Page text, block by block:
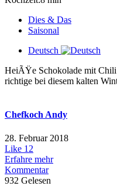
Dies & Das
Saisonal
Deutsch
HeiÃŸe Schokolade mit
richtige bei diesem kalten
Chefkoch Andy
28. Februar 2018
Like 12
Erfahre mehr
Kommentar
932 Gelesen